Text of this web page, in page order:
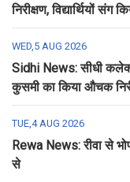
निरीक्षण, विद्यार्थियों संग
WED,5 AUG 2026
Sidhi News: सीधी
कुसमी का किया औचक
TUE,4 AUG 2026
Rewa News: रीवा से
से